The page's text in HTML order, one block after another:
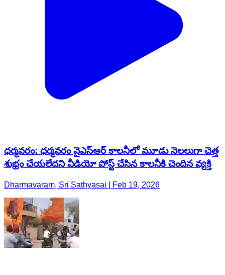
ధర్మవరం: ధర్మవరం వైఎస్ఆర్ కాలనీలో మూడు నెలలుగా చెత్త
శుభ్రం చేయలేదని వీడియో పోస్ట్ చేసిన కాలనీకి చెందిన వ్యక్తి
Dharmavaram, Sri Sathyasai | Feb 19, 2026